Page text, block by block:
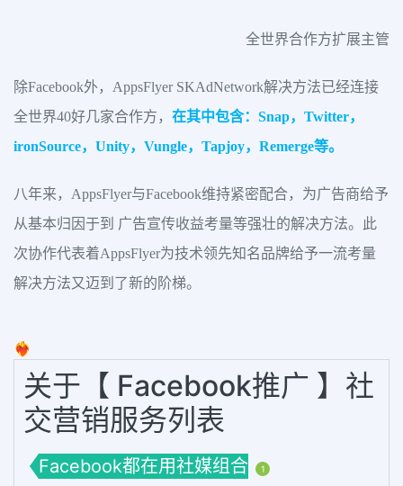
全世界合作方扩展主管
除Facebook外，AppsFlyer SKAdNetwork解决方法已经连接
全世界40好几家合作方， 在其中包含：Snap，Twitter，
ironSource，Unity，Vungle，Tapjoy，Remerge等。
八年来，AppsFlyer与Facebook维持紧密配合，为广告商给予
从基本归因于到 广告宣传收益考量等强壮的解决方法。此
次协作代表着AppsFlyer为技术领先知名品牌给予一流考量
解决方法又迈到了新的阶梯。
❤️‍🔥
关于【 Facebook推广 】社
交营销服务列表
Facebook都在用社媒组合 1